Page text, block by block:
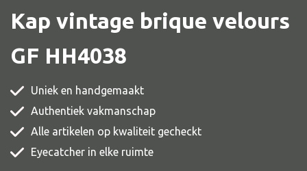
TV meubel
Comode
Alle stoelen
Eetkamer stoel
Kap vintage brique velours
GF HH4038
Uniek en handgemaakt
Authentiek vakmanschap
Alle artikelen op kwaliteit gecheckt
Eyecatcher in elke ruimte